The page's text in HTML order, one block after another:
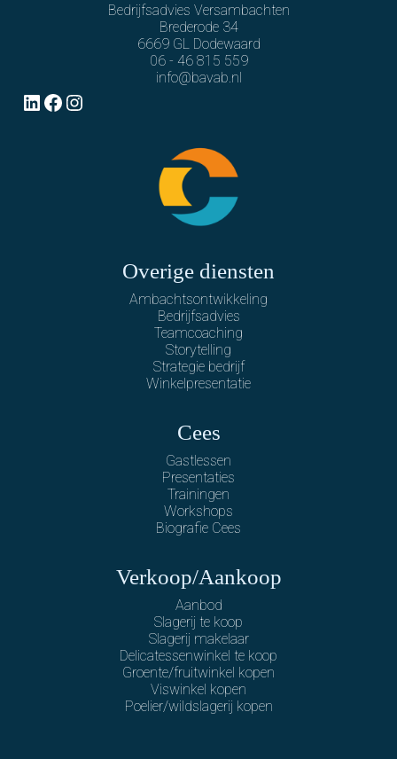
Bedrijfsadvies Versambachten
Brederode 34
6669 GL Dodewaard
06 - 46 815 559
info@bavab.nl
LinkedIn
Facebook
Instagram
Overige diensten
Ambachtsontwikkeling
Bedrijfsadvies
Teamcoaching
Storytelling
Strategie bedrijf
Winkelpresentatie
Cees
Gastlessen
Presentaties
Trainingen
Workshops
Biografie Cees
Verkoop/Aankoop
Aanbod
Slagerij te koop
Slagerij makelaar
Delicatessenwinkel te koop
Groente/fruitwinkel kopen
Viswinkel kopen
Poelier/wildslagerij kopen